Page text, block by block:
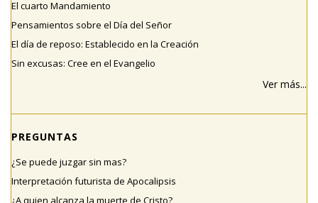
El cuarto Mandamiento
Pensamientos sobre el Día del Señor
El día de reposo: Establecido en la Creación
Sin excusas: Cree en el Evangelio
Ver más...
PREGUNTAS
¿Se puede juzgar sin mas?
Interpretación futurista de Apocalipsis
¿A quien alcanza la muerte de Cristo?